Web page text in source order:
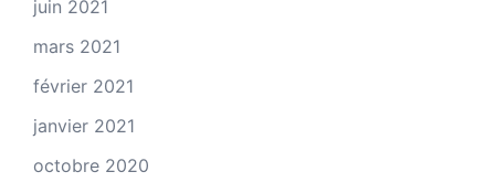
juin 2021
mars 2021
février 2021
janvier 2021
octobre 2020